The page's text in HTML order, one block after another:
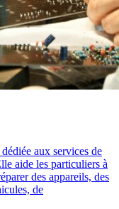
aux services de
aide les particuliers à
des appareils, des
de